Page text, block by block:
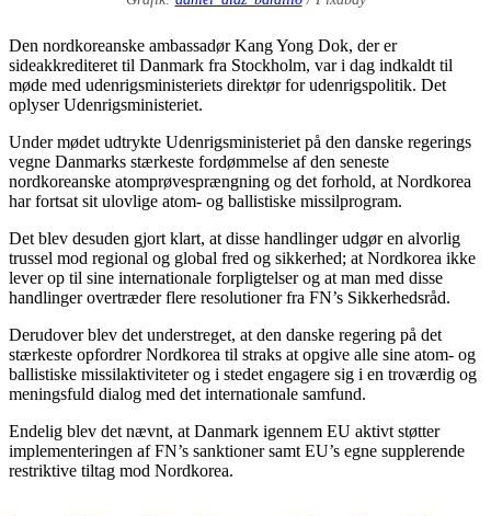
Den nordkoreanske ambassadør Kang Yong Dok, der er
sideakkrediteret til Danmark fra Stockholm, var i dag indkaldt til
møde med udenrigsministeriets direktør for udenrigspolitik. Det
oplyser Udenrigsministeriet.
Under mødet udtrykte Udenrigsministeriet på den danske regerings
vegne Danmarks stærkeste fordømmelse af den seneste
nordkoreanske atomprøvesprængning og det forhold, at Nordkorea
har fortsat sit ulovlige atom- og ballistiske missilprogram.
Det blev desuden gjort klart, at disse handlinger udgør en alvorlig
trussel mod regional og global fred og sikkerhed; at Nordkorea ikke
lever op til sine internationale forpligtelser og at man med disse
handlinger overtræder flere resolutioner fra FN’s Sikkerhedsråd.
Derudover blev det understreget, at den danske regering på det
stærkeste opfordrer Nordkorea til straks at opgive alle sine atom- og
ballistiske missilaktiviteter og i stedet engagere sig i en troværdig og
meningsfuld dialog med det internationale samfund.
Endelig blev det nævnt, at Danmark igennem EU aktivt støtter
implementeringen af FN’s sanktioner samt EU’s egne supplerende
restriktive tiltag mod Nordkorea.